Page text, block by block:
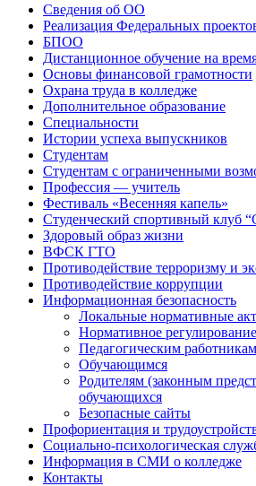
Сведения об ОО
Реализация Федеральных
БПОО
Дистанционное обучение на
Основы финансовой грамотности
Охрана труда в колледже
Дополнительное образование
Специальности
Истории успеха выпускников
Студентам
Студентам с ограниченными
Профессия — учитель
Фестиваль «Весенняя капель»
Студенческий спортивный
Здоровый образ жизни
ВФСК ГТО
Противодействие терроризму и
Противодействие коррупции
Информационная безопасность
Локальные нормативные
Нормативное регулирование
Педагогическим работникам
Обучающимся
Родителям (законным
обучающихся
Безопасные сайты
Профориентация и
Социально-психологическая
Информация в СМИ о колледже
Контакты